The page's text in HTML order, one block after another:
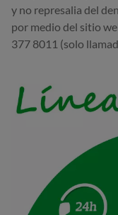
y no represalia del
por medio del sitio
377 8011 (solo